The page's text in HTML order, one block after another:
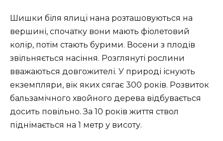
Шишки біля ялиці нана розташовуються на
вершині, спочатку вони мають фіолетовий
колір, потім стають бурими. Восени з плодів
звільняється насіння. Розглянуті рослини
вважаються довгожителі. У природі існують
екземпляри, вік яких сягає 300 років. Розвиток
бальзамічного хвойного дерева відбувається
досить повільно. За 10 років життя ствол
піднімається на 1 метр у висоту.